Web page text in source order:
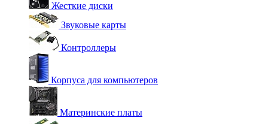
Жесткие диски
Звуковые карты
Контроллеры
Корпуса для компьютеров
Материнские платы